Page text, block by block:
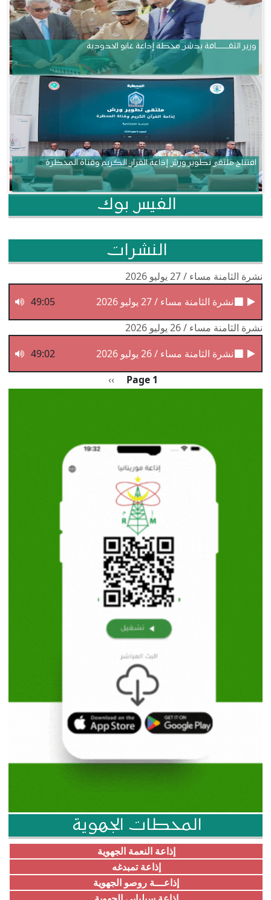
وزير الثقــــــــــافة يدشن محطة إذاعة غابو الحدودية
افتتاح ملتقى تطوير ورش إذاعة القرآن الكريم وقناة المحظرة
الفيس بوك
النشرات
نشرة الثامنة مساء / 27 يوليو 2026
نشرة الثامنة مساء / 27 يوليو 2026
49:05
نشرة الثامنة مساء / 26 يوليو 2026
نشرة الثامنة مساء / 26 يوليو 2026
49:02
Page 1 الصفحة التالية
››
المحطات الجهوية
إذاعة النعمة الجهوية
إذاعة تمبدغه
إذاعـــة روصو الجهوية